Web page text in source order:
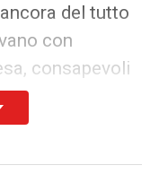
del tutto
con
consapevoli
ora, si tratta